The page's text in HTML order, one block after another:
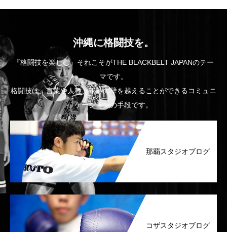
沖縄に格闘技を。
『格闘技を楽しむ』それこそがTHE BLACKBELT JAPANのテー
マです。
格闘技は、言葉や人種、年齢の壁を越えることができるコミュニ
ケーションの手段です。
那覇スタジオブログ
コザスタジオブログ